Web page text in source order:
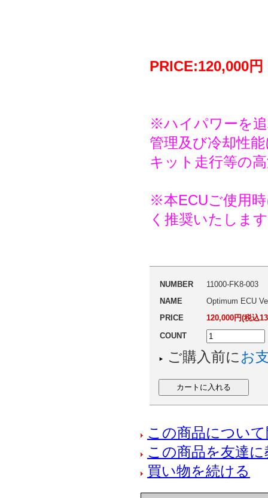
PRICE:120,000円
※ハイパワーを
管理及び冷却性
キット走行等の
※本ECUご使用
く推奨いたしま
NUMBER
11000-FK8-003
NAME
Optimum ECU
PRICE
120,000円(税込
COUNT
ご購入前に お
この商品につい
この商品を友達
買い物を続ける